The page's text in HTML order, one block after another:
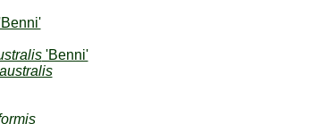
'Benni'